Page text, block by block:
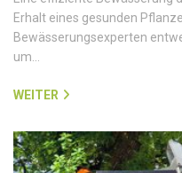
Erhalt eines gesunden
Bewässerungsexperten
um…
WEITER